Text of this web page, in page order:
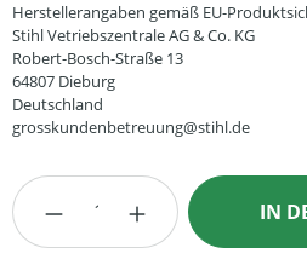
Herstellerangaben gemäß EU-
Stihl Vetriebszentrale AG & Co. KG
Robert-Bosch-Straße 13
64807 Dieburg
Deutschland
grosskundenbetreuung@stihl.de
Produkt Anzahl: Gib
IN